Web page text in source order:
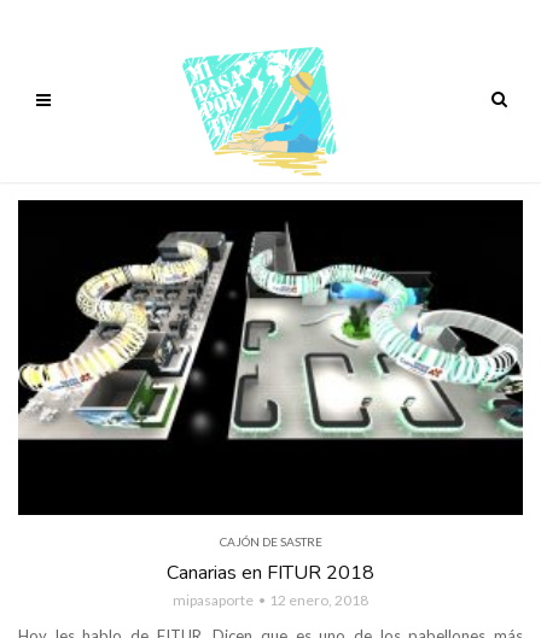
CAJÓN DE SASTRE
Canarias en FITUR 2018
mipasaporte 12 enero, 2018